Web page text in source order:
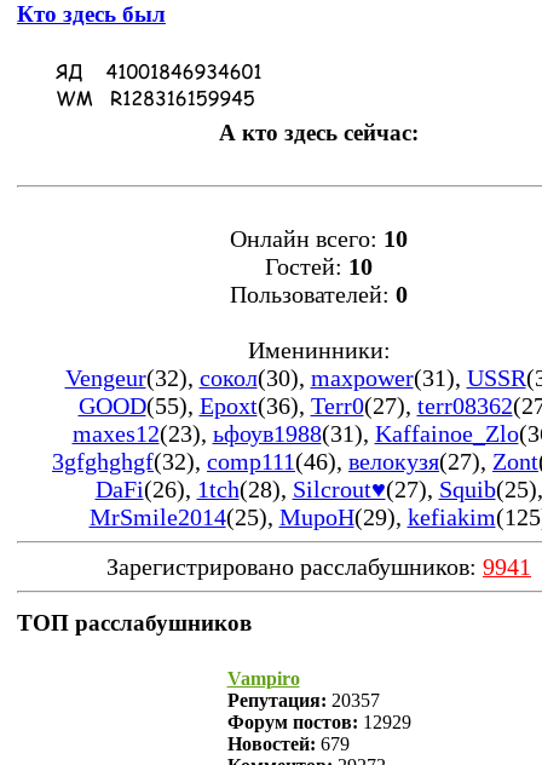
Кто здесь был
А кто здесь сейчас:
Онлайн всего: 10
Гостей: 10
Пользователей: 0
Именинники:
Vengeur(32), сокол(30), maxpower(31), USSR
GOOD(55), Epoxt(36), Terr0(27), terr08362
maxes12(23), ьфоув1988(31), Kaffainoe_Zlo
3gfghghgf(32), comp111(46), велокузя(27), Zont
DaFi(26), 1tch(28), Silcrout♥(27), Squib(25),
MrSmile2014(25), MupoH(29), kefiakim
Зарегистрировано расслабушников: 9941
ТОП расслабушников
Vampiro
Репутация: 20357
Форум постов: 12929
Новостей: 679